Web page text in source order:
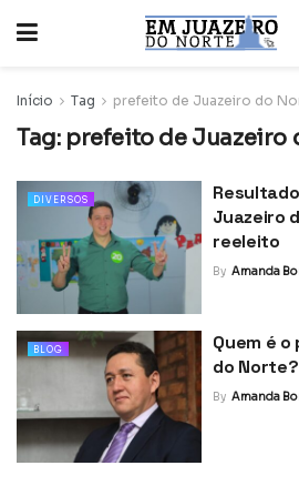
Início Tag prefeito de Juazeiro do
Tag: prefeito de Juazeiro
DIVERSOS
Juazeiro
reeleito
By Amanda
BLOG
Quem é
do Norte?
By Amanda